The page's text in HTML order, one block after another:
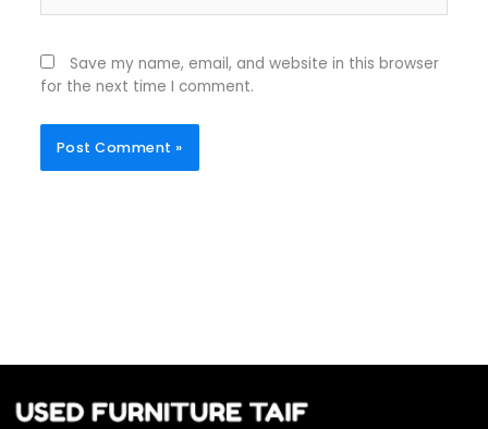
Save my name, email, and website in this browser
for the next time I comment.